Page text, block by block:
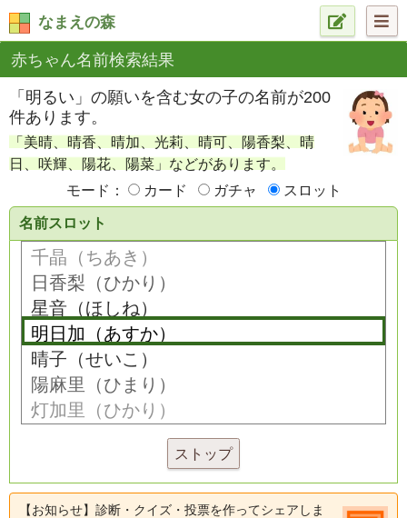
なまえの森
赤ちゃん名前検索結果
「明るい」の願いを含む女の子の名前が200
件あります。
「美晴、晴香、晴加、光莉、晴可、陽香梨、晴
日、咲輝、陽花、陽菜」などがあります。
モード：
カード ガチャ スロット
名前スロット
ストップ
【お知らせ】診断・クイズ・投票を作ってシェアしま